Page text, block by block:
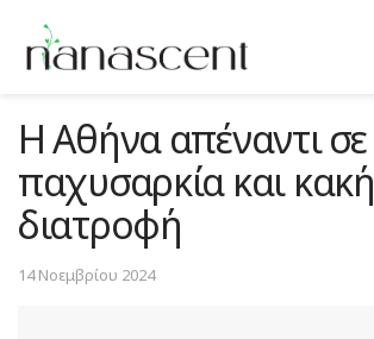
Η Αθήνα απέναντι σε
παχυσαρκία και κακή
διατροφή
14 Νοεμβρίου 2024